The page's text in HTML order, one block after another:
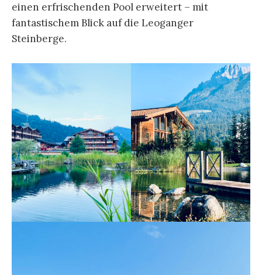
einen erfrischenden Pool erweitert – mit
fantastischem Blick auf die Leoganger
Steinberge.